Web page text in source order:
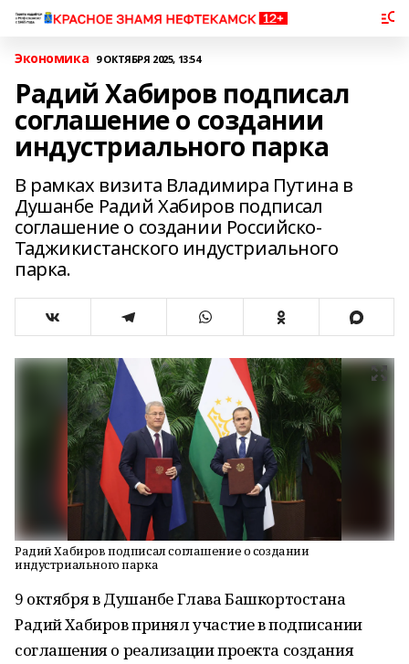
Экономика 9 ОКТЯБРЯ 2025, 13:54
Радий Хабиров подписал
соглашение о создании
индустриального парка
В рамках визита Владимира Путина в
Душанбе Радий Хабиров подписал
соглашение о создании Российско-
Таджикистанского индустриального
парка.
Радий Хабиров подписал соглашение о создании
индустриального парка
9 октября в Душанбе Глава Башкортостана
Радий Хабиров принял участие в подписании
соглашения о реализации проекта создания